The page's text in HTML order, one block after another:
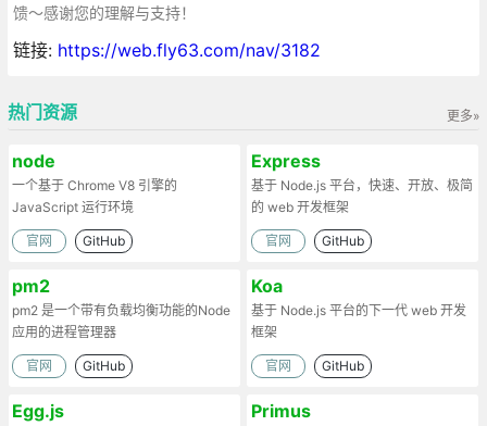
馈～感谢您的理解与支持！
链接: https://web.fly63.com/nav/3182
更多»
热门资源
node
一个基于 Chrome V8 引擎的
JavaScript 运行环境
官网 GitHub
Express
基于 Node.js 平台，快速、开放、极简
的 web 开发框架
官网 GitHub
pm2
pm2 是一个带有负载均衡功能的Node
应用的进程管理器
官网 GitHub
Koa
基于 Node.js 平台的下一代 web 开发
框架
官网 GitHub
Egg.js Primus